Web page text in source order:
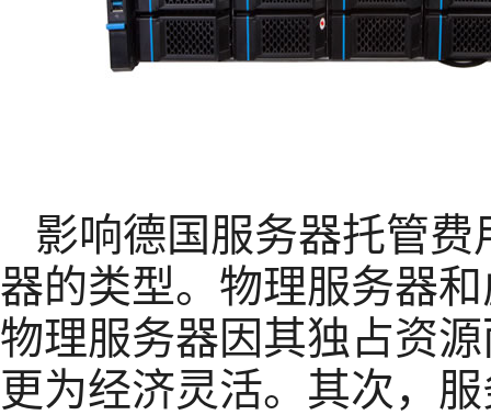
影响德国服务器托管
器的类型。物理服务器
物理服务器因其独占资
更为经济灵活。其次，